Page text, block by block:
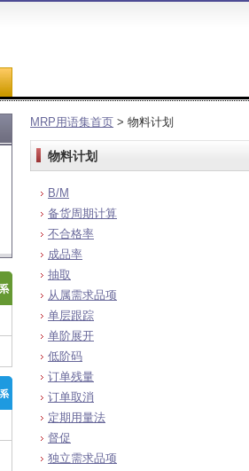
MRP用语集首页 > 物料计划
物料计划
B/M
备货周期计算
不合格率
成品率
抽取
从属需求品项
单层跟踪
单阶展开
低阶码
订单残量
订单取消
定期用量法
督促
独立需求品项